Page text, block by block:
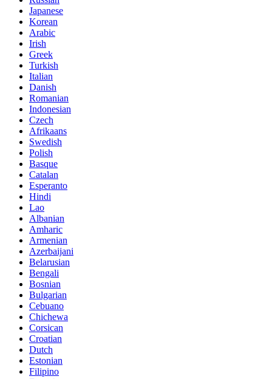
Japanese
Korean
Arabic
Irish
Greek
Turkish
Italian
Danish
Romanian
Indonesian
Czech
Afrikaans
Swedish
Polish
Basque
Catalan
Esperanto
Hindi
Lao
Albanian
Amharic
Armenian
Azerbaijani
Belarusian
Bengali
Bosnian
Bulgarian
Cebuano
Chichewa
Corsican
Croatian
Dutch
Estonian
Filipino